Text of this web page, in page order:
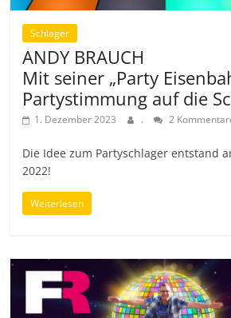
Schlager
ANDY BRAUCH
Mit seiner „Party
Partystimmung auf die
1. Dezember 2023 . 2
Die Idee zum Partyschlager entstand
2022!
Weiterlesen